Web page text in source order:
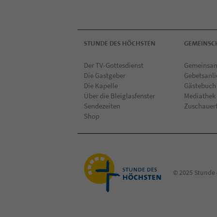
STUNDE DES HÖCHSTEN
Der TV-Gottesdienst
Die Gastgeber
Die Kapelle
Über die Bleiglasfenster
Sendezeiten
Shop
Gästebuch
Mediathek
© 2025 Stunde